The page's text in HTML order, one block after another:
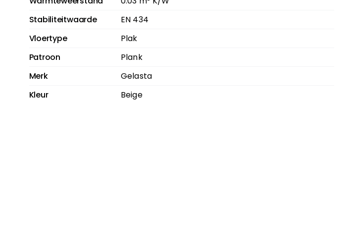
Stabiliteitwaarde
EN 434
Vloertype
Plak
Patroon
Plank
Merk
Gelasta
Kleur
Beige